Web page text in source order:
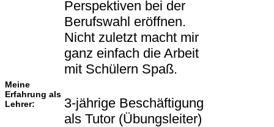
Perspektiven bei der
Berufswahl eröffnen.
Nicht zuletzt macht mir
ganz einfach die Arbeit
mit Schülern Spaß.
Meine
Erfahrung als
Lehrer:
3-jährige Beschäftigung
als Tutor (Übungsleiter)